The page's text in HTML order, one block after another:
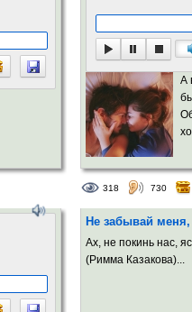
А
318 730
Не забывай
Ах, не покинь нас,
(Римма Казакова)...